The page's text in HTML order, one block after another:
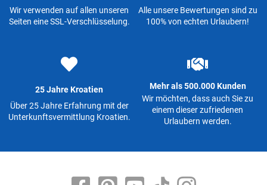
Wir verwenden auf allen unseren
Seiten eine SSL-Verschlüsselung.
Alle unsere Bewertungen sind zu
100% von echten Urlaubern!
25 Jahre Kroatien
Über 25 Jahre Erfahrung mit der
Unterkunftsvermittlung Kroatien.
Mehr als 500.000 Kunden
Wir möchten, dass auch Sie zu
einem dieser zufriedenen
Urlaubern werden.